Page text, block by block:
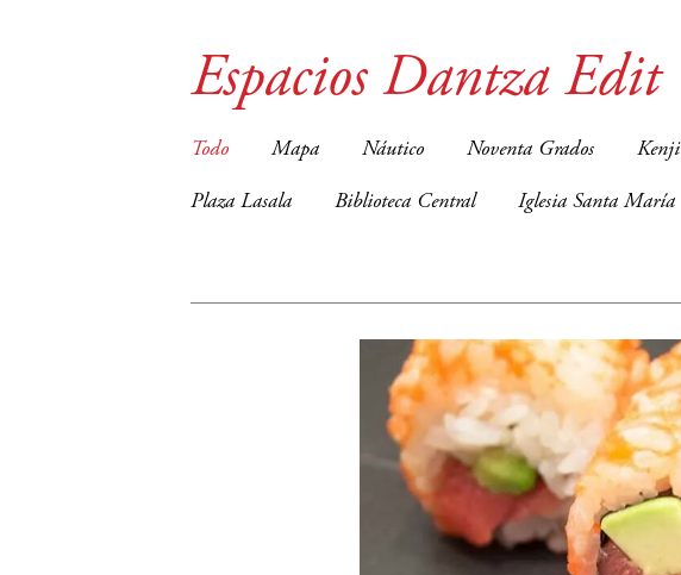
Espacios Dantza Edit
Todo Mapa Náutico Noventa Grados
Plaza Lasala Biblioteca Central Iglesia Santa María